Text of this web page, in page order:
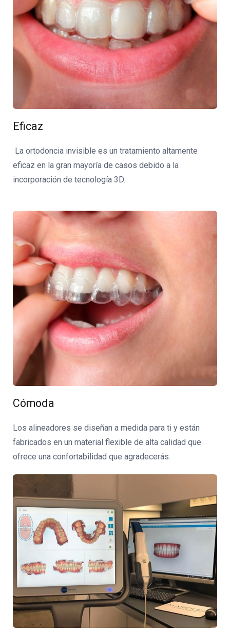
Eficaz
La ortodoncia invisible es un tratamiento altamente
eficaz en la gran mayoría de casos debido a la
incorporación de tecnología 3D.
Cómoda
Los alineadores se diseñan a medida para ti y están
fabricados en un material flexible de alta calidad que
ofrece una confortabilidad que agradecerás.